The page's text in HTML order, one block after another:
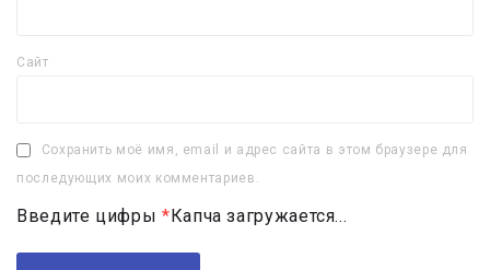
Сайт
Сохранить моё имя, email и адрес сайта в этом браузере для
последующих моих комментариев.
Введите цифры * Капча загружается...